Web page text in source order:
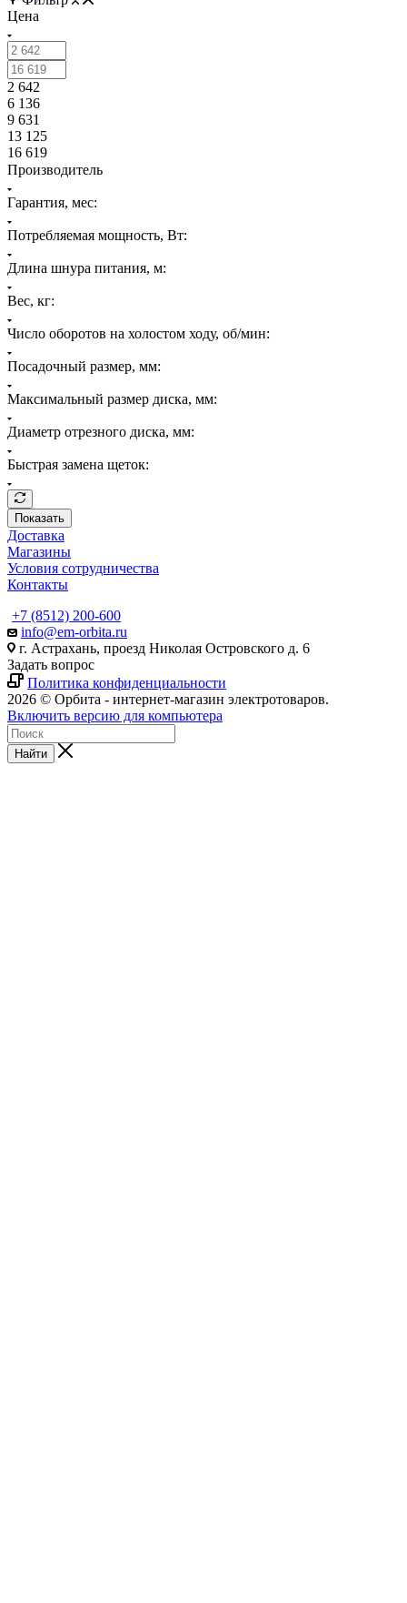
Цена
2 642
6 136
9 631
13 125
16 619
Производитель
Гарантия, мес:
Потребляемая мощность, Вт:
Длина шнура питания, м:
Вес, кг:
Число оборотов на холостом ходу, об/мин:
Посадочный размер, мм:
Максимальный размер диска, мм:
Диаметр отрезного диска, мм:
Быстрая замена щеток:
Показать
Доставка
Магазины
Условия сотрудничества
Контакты
+7 (8512) 200-600
info@em-orbita.ru
г. Астрахань, проезд Николая Островского д. 6
Задать вопрос
Политика конфиденциальности
2026 © Орбита - интернет-магазин электротоваров.
Включить версию для компьютера
Найти